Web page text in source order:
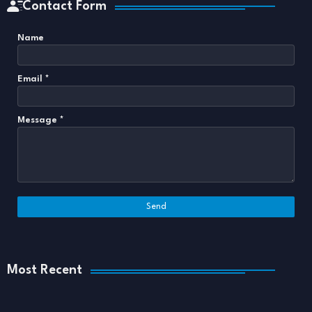
Contact Form
Name
Email *
Message *
Most Recent